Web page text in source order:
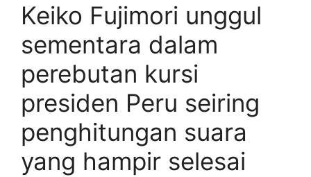
Keiko Fujimori unggul
sementara dalam
perebutan kursi
presiden Peru seiring
penghitungan suara
yang hampir selesai